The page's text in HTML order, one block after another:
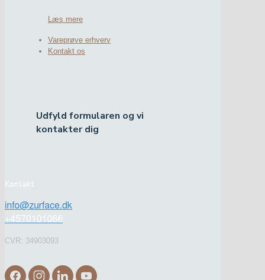
Læs mere
Vareprøve erhverv
Kontakt os
Udfyld formularen og vi
kontakter dig
Kontakt
CVR: 34903093